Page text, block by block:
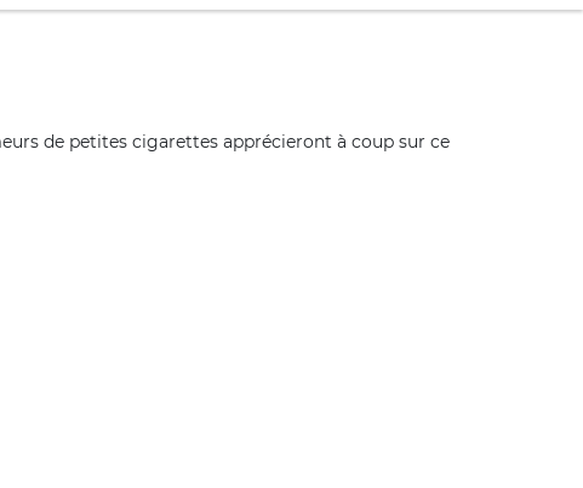
de petites cigarettes apprécieront à coup sur ce